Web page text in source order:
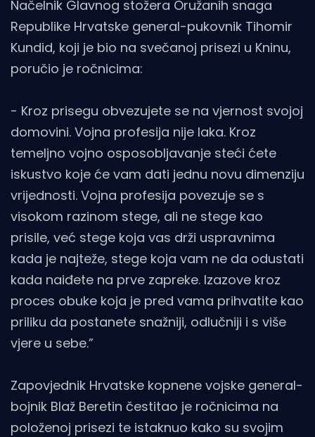
Načelnik Glavnog stožera Oružanih snaga
Republike Hrvatske general-pukovnik Tihomir
Kundid, koji je bio na svečanoj prisezi u Kninu,
poručio je ročnicima:
- Kroz prisegu obvezujete se na vjernost svojoj
domovini. Vojna profesija nije laka. Kroz
temeljno vojno osposobljavanje steći ćete
iskustvo koje će vam dati jednu novu dimenziju
vrijednosti. Vojna profesija povezuje se s
visokom razinom stege, ali ne stege kao
prisile, već stege koja vas drži uspravnima
kada je najteže, stege koja vam ne da odustati
kada naiđete na prve zapreke. Izazove kroz
proces obuke koja je pred vama prihvatite kao
priliku da postanete snažniji, odlučniji i s više
vjere u sebe.”
Zapovjednik Hrvatske kopnene vojske general-
bojnik Blaž Beretin čestitao je ročnicima na
položenoj prisezi te istaknuo kako su svojim